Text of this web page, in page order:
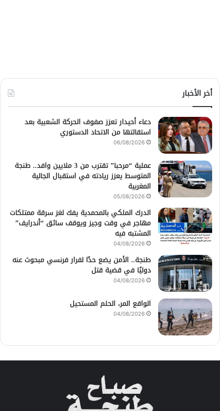
أخر الأخبار
دعاء أحيدار تعزز صفوف الحركة الشعبية بعد
استقالتها من الاتحاد الدستوري
06/08/2026
عملية “مرحبا” تقترب من 3 ملايين وافد.. طنجة
المتوسط يعزز ريادته في استقبال الجالية
المغربية
05/08/2026
الدرك الملكي بالمحمدية يفك لغز سرقة ممتلكات
مهاجر في وقت وجيز ويوقف سائق “أندرايف”
المشتبه فيه
04/08/2026
طنجة.. الأمن يضع حدًا لفرار فرنسي مبحوث عنه
دوليًا في قضية قتل
04/08/2026
الواقع المر، الحلم المستحيل
04/08/2026